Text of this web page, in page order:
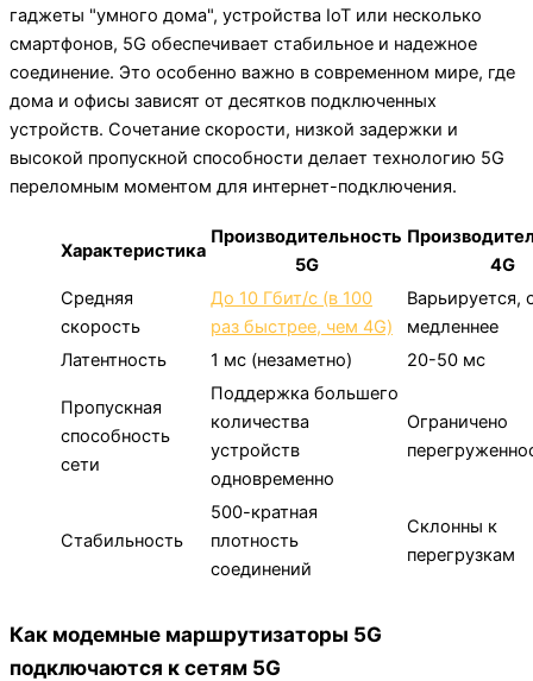
гаджеты "умного дома", устройства IoT или несколько
смартфонов, 5G обеспечивает стабильное и надежное
соединение. Это особенно важно в современном мире, где
дома и офисы зависят от десятков подключенных
устройств. Сочетание скорости, низкой задержки и
высокой пропускной способности делает технологию 5G
переломным моментом для интернет-подключения.
Характеристика
Производительность
5G
4G
Средняя
скорость
До 10 Гбит/с (в 100
раз быстрее, чем 4G)
Варьируется,
медленнее
Латентность
1 мс (незаметно) 20-50 мс
Пропускная
способность
сети
Поддержка большего
количества
устройств
одновременно
Ограничено
Стабильность
500-кратная
плотность
соединений
Склонны к
перегрузкам
Как модемные маршрутизаторы 5G
подключаются к сетям 5G